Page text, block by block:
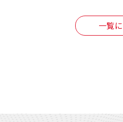
一覧